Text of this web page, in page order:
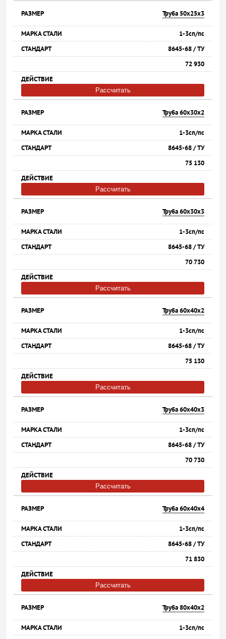
Труба 50х25х3
1-3сп/пс
8645-68 / ТУ
72 930
Рассчитать
Труба 60х30х2
1-3сп/пс
8645-68 / ТУ
75 130
Рассчитать
Труба 60х30х3
1-3сп/пс
8645-68 / ТУ
70 730
Рассчитать
Труба 60х40х2
1-3сп/пс
8645-68 / ТУ
75 130
Рассчитать
Труба 60х40х3
1-3сп/пс
8645-68 / ТУ
70 730
Рассчитать
Труба 60х40х4
1-3сп/пс
8645-68 / ТУ
71 830
Рассчитать
Труба 80х40х2
1-3сп/пс